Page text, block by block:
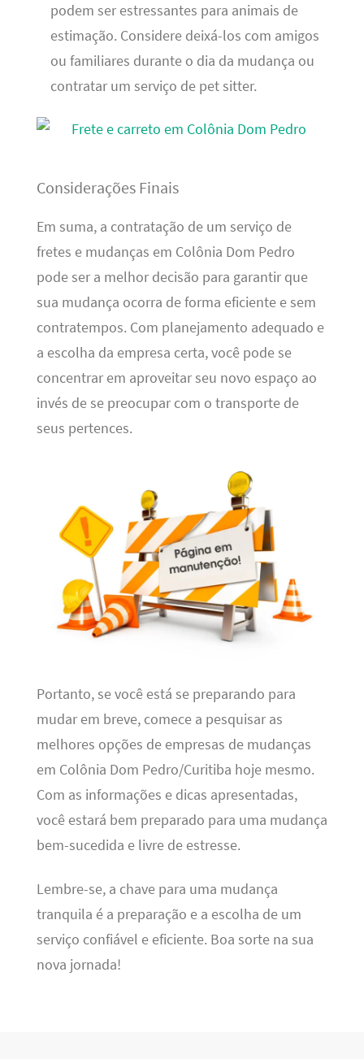
podem ser estressantes para animais de
estimação. Considere deixá-los com amigos
ou familiares durante o dia da mudança ou
contratar um serviço de pet sitter.
Considerações Finais
Em suma, a contratação de um serviço de
fretes e mudanças em Colônia Dom Pedro
pode ser a melhor decisão para garantir que
sua mudança ocorra de forma eficiente e sem
contratempos. Com planejamento adequado e
a escolha da empresa certa, você pode se
concentrar em aproveitar seu novo espaço ao
invés de se preocupar com o transporte de
seus pertences.
Portanto, se você está se preparando para
mudar em breve, comece a pesquisar as
melhores opções de empresas de mudanças
em Colônia Dom Pedro/Curitiba hoje mesmo.
Com as informações e dicas apresentadas,
você estará bem preparado para uma mudança
bem-sucedida e livre de estresse.
Lembre-se, a chave para uma mudança
tranquila é a preparação e a escolha de um
serviço confiável e eficiente. Boa sorte na sua
nova jornada!